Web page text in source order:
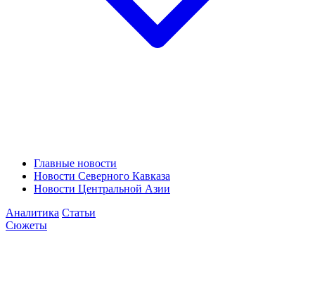
Главные новости
Новости Северного Кавказа
Новости Центральной Азии
Аналитика Статьи
Сюжеты